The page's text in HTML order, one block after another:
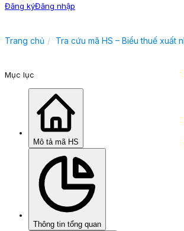
Đăng kýĐăng nhập
Trang chủ Tra cứu mã HS – Biểu thuế xuất
Mục lục
Mô tả mã HS
Thông tin tổng quan